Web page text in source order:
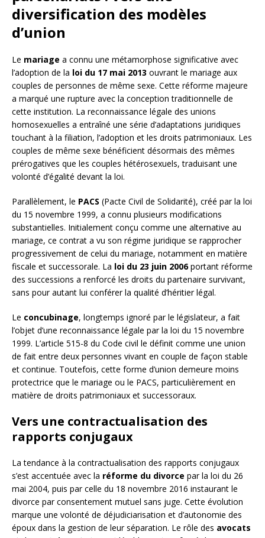
diversification des modèles
d’union
Le mariage a connu une métamorphose significative avec
l’adoption de la loi du 17 mai 2013 ouvrant le mariage aux
couples de personnes de même sexe. Cette réforme majeure
a marqué une rupture avec la conception traditionnelle de
cette institution. La reconnaissance légale des unions
homosexuelles a entraîné une série d’adaptations juridiques
touchant à la filiation, l’adoption et les droits patrimoniaux. Les
couples de même sexe bénéficient désormais des mêmes
prérogatives que les couples hétérosexuels, traduisant une
volonté d’égalité devant la loi.
Parallèlement, le PACS (Pacte Civil de Solidarité), créé par la loi
du 15 novembre 1999, a connu plusieurs modifications
substantielles. Initialement conçu comme une alternative au
mariage, ce contrat a vu son régime juridique se rapprocher
progressivement de celui du mariage, notamment en matière
fiscale et successorale. La loi du 23 juin 2006portant réforme
des successions a renforcé les droits du partenaire survivant,
sans pour autant lui conférer la qualité d’héritier légal.
Le concubinage, longtemps ignoré par le législateur, a fait
l’objet d’une reconnaissance légale par la loi du 15 novembre
1999. L’article 515-8 du Code civil le définit comme une union
de fait entre deux personnes vivant en couple de façon stable
et continue. Toutefois, cette forme d’union demeure moins
protectrice que le mariage ou le PACS, particulièrement en
matière de droits patrimoniaux et successoraux.
Vers une contractualisation des
rapports conjugaux
La tendance à la contractualisation des rapports conjugaux
s’est accentuée avec la réforme du divorce par la loi du 26
mai 2004, puis par celle du 18 novembre 2016 instaurant le
divorce par consentement mutuel sans juge. Cette évolution
marque une volonté de déjudiciarisation et d’autonomie des
époux dans la gestion de leur séparation. Le rôle des avocats